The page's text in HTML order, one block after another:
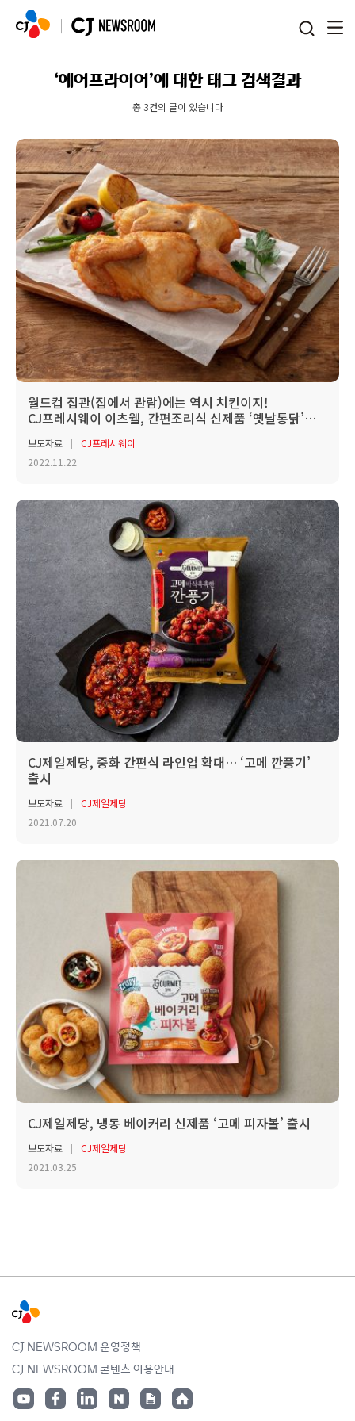
‘에어프라이어’에 대한 태그 검색결과
총 3건의 글이 있습니다
월드컵 집관(집에서 관람)에는 역시 치킨이지!
CJ프레시웨이 이츠웰, 간편조리식 신제품 ‘옛날통닭’
보도자료
CJ프레시웨이
2022.11.22
CJ제일제당, 중화 간편식 라인업 확대… ‘고메 깐풍기’
출시
보도자료
CJ제일제당
2021.07.20
CJ제일제당, 냉동 베이커리 신제품 ‘고메 피자볼’ 출시
보도자료
CJ제일제당
2021.03.25
CJ NEWSROOM 운영정책
CJ NEWSROOM 콘텐츠 이용안내